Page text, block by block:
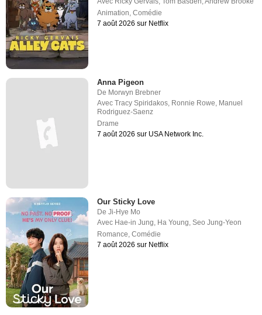
Animation,Comédie
7 août 2026 sur Netflix
Anna Pigeon
De Morwyn Brebner
AvecTracy Spiridakos, Ronnie Rowe, Manuel
Rodriguez-Saenz
Drame
7 août 2026 sur USA Network Inc.
Our Sticky Love
DeJi-Hye Mo
Avec Hae-in Jung Ha Young ,Seo Jung-Yeon
Romance ,Comédie
7 août 2026 sur Netflix